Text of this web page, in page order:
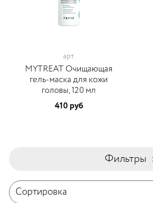
арт.
MYTREAT Очищающая
гель-маска для кожи
головы, 120 мл
410 руб
Фильтры